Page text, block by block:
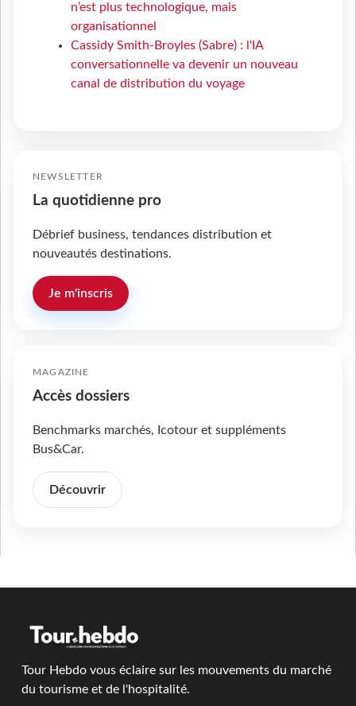
n’est plus technologique, mais
organisationnel
Cassidy Smith-Broyles (Sabre) : l'IA
conversationnelle va devenir un nouveau
canal de distribution du voyage
NEWSLETTER
La quotidienne pro
Débrief business, tendances distribution et
nouveautés destinations.
Je m'inscris
MAGAZINE
Accès dossiers
Benchmarks marchés, Icotour et suppléments
Bus&Car.
Découvrir
Tour Hebdo vous éclaire sur les mouvements du marché
du tourisme et de l'hospitalité.